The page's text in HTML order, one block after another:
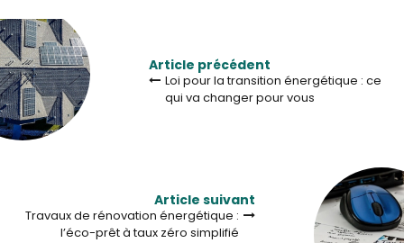
Article précédent
Loi pour la transition énergétique : ce
qui va changer pour vous
Article suivant
Travaux de rénovation énergétique :
l’éco-prêt à taux zéro simplifié